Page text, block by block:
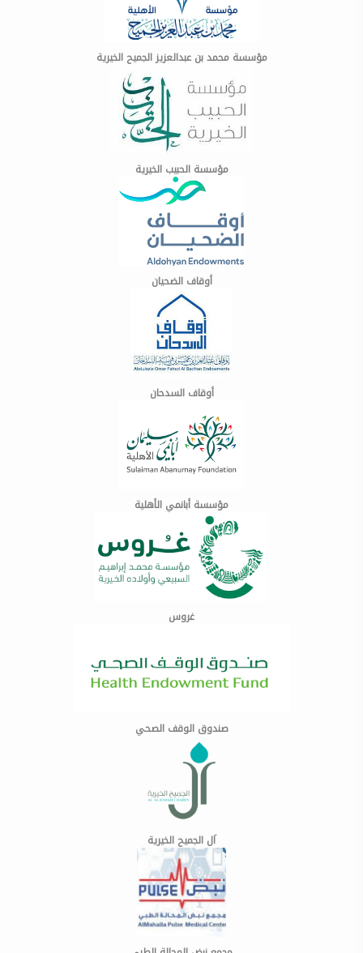
مؤسسة محمد بن عبدالعزيز الجميح الخيرية
مؤسسة الحبيب الخيرية
أوقاف الضحيان
أوقاف السدحان
مؤسسة أبانمي الأهلية
غروس
صندوق الوقف الصحي
اَل الجميح الخيرية